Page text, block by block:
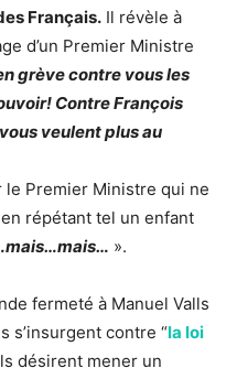
Français. Il révèle à
d’un Premier Ministre
grève contre vous les
Contre François
veulent plus au
le Premier Ministre qui ne
répétant tel un enfant
».
fermeté à Manuel Valls
s’insurgent contre “la loi
ils désirent mener un